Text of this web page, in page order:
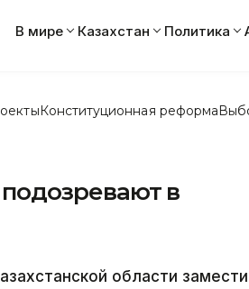
В мире Казахстан Политика
Конституционная реформа
в
области